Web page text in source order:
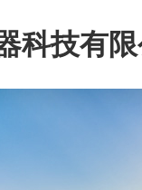
科技有